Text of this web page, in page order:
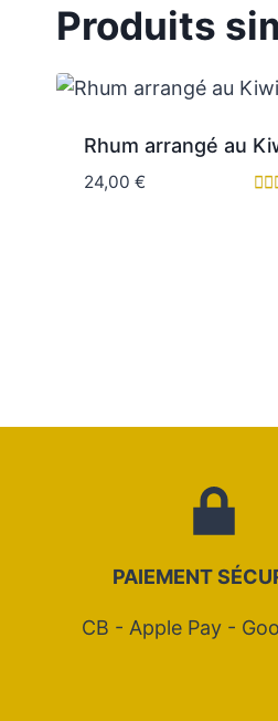
Produits
Rhum arrangé au
24,00 €
PAIEMENT
CB - Apple Pay -